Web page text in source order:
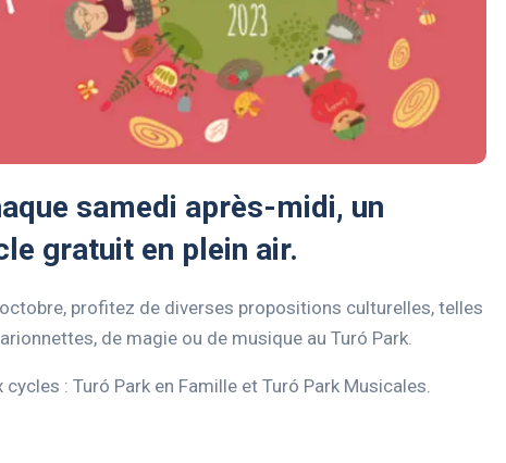
samedi après-midi, un
gratuit en plein air.
profitez de diverses propositions culturelles, telles
de magie ou de musique au Turó Park.
: Turó Park en Famille et Turó Park Musicales.